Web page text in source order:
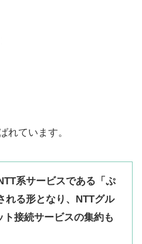
れています。
系サービスである「ぷ
れる形となり、NTTグル
接続サービスの集約も